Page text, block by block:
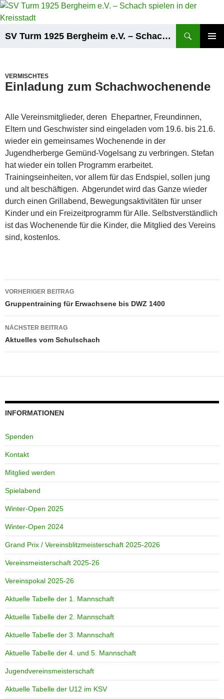
Zum
Inhalt
SV Turm 1925 Bergheim e.V. – Schach spielen in der Kreisstadt
VERMISCHTES
Einladung zum Schachwochenende
Alle Vereinsmitglieder, deren Ehepartner, Freundinnen,
Eltern und Geschwister sind eingeladen vom 19.6. bis 21.6.
wieder ein gemeinsames Wochenende in der
Jugendherberge Gemünd-Vogelsang zu verbringen. Stefan
hat wieder ein tollen Programm erarbeitet.
Trainingseinheiten, vor allem für das Endspiel, sollen jung
und alt beschäftigen. Abgerundet wird das Ganze wieder
durch einen Grillabend, Bewegungsaktivitäten für unser
Kinder und ein Freizeitprogramm für Alle. Selbstverständlich
ist das Wochenende für die Kinder, die Mitglied des Vereins
sind, kostenlos.
Beitragsnavigation
VORHERIGER BEITRAG
Gruppentraining für Erwachsene bis DWZ 1400
NÄCHSTER BEITRAG
Aktuelles vom Schulschach
INFORMATIONEN
Spenden
Kontakt
Mitglied werden
Spielabend
Winter-Open 2025
Winter-Open 2024
Grand Prix / Vereinsblitzmeisterschaft 2025-2026
Vereinsmeisterschaft 2025-26
Vereinspokal 2025-26
Aktuelle Tabelle der 1. Mannschaft
Aktuelle Tabelle der 2. Mannschaft
Aktuelle Tabelle der 3. Mannschaft
Aktuelle Tabelle der 4. und 5. Mannschaft
Jugendvereinsmeisterschaft
Aktuelle Tabelle der U12 im KSV